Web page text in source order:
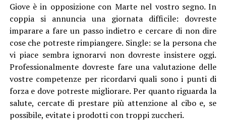
Giove è in opposizione con Marte nel vostro segno. In
coppia si annuncia una giornata difficile: dovreste
imparare a fare un passo indietro e cercare di non dire
cose che potreste rimpiangere. Single: se la persona che
vi piace sembra ignorarvi non dovreste insistere oggi.
Professionalmente dovreste fare una valutazione delle
vostre competenze per ricordarvi quali sono i punti di
forza e dove potreste migliorare. Per quanto riguarda la
salute, cercate di prestare più attenzione al cibo e, se
possibile, evitate i prodotti con troppi zuccheri.